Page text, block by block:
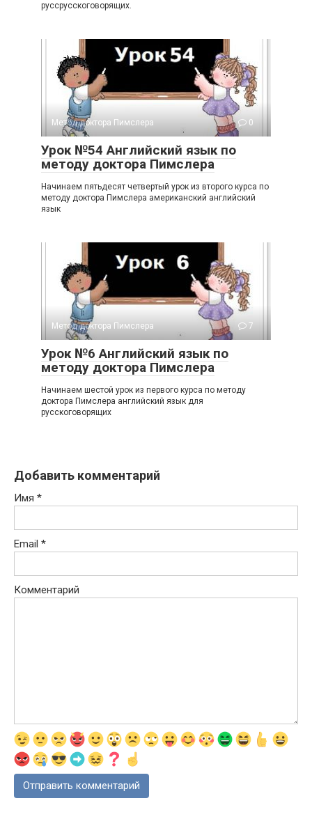
русcрусскоговорящих.
Метод доктора Пимслера 0
Урок №54 Английский язык по
методу доктора Пимслера
Начинаем пятьдесят четвертый урок из второго курса по
методу доктора Пимслера американский английский
язык
Метод доктора Пимслера 7
Урок №6 Английский язык по
методу доктора Пимслера
Начинаем шестой урок из первого курса по методу
доктора Пимслера английский язык для
русскоговорящих
Добавить комментарий
Имя *
Email *
Комментарий